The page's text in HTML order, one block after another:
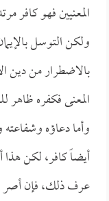
المعنيين فهو كافر
ولكن التوسل
بالاضطرار من دين
المعنى فكفره ظاهر
وأما دعاؤه
أيضاً كافر، لكن
عرف ذلك، فإن أصر